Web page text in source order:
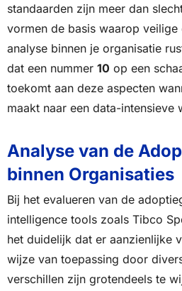
standaarden zijn meer dan
vormen de basis waarop veilige
analyse binnen je organisatie
dat een nummer 10 op een
toekomt aan deze aspecten
maakt naar een data-intensieve
Analyse van de
binnen Organisaties
Bij het evalueren van de
intelligence tools zoals Tibco
het duidelijk dat er aanzienlijke
wijze van toepassing door
verschillen zijn grotendeels te